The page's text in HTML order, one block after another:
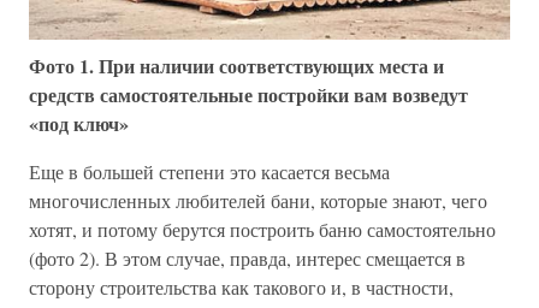
Фото 1. При наличии соответствующих места и
средств самостоятельные постройки вам возведут
«под ключ»
Еще в большей степени это касается весьма
многочисленных любителей бани, которые знают, чего
хотят, и потому берутся построить баню самостоятельно
(фото 2). В этом случае, правда, интерес смещается в
сторону строительства как такового и, в частности,